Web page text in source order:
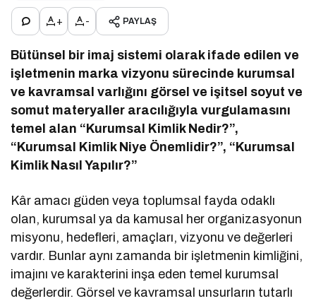
+ - PAYLAŞ
Bütünsel bir imaj sistemi olarak ifade edilen ve
işletmenin marka vizyonu sürecinde kurumsal
ve kavramsal varlığını görsel ve işitsel soyut ve
somut materyaller aracılığıyla vurgulamasını
temel alan “Kurumsal Kimlik Nedir?”,
“Kurumsal Kimlik Niye Önemlidir?”, “Kurumsal
Kimlik Nasıl Yapılır?”
Kâr amacı güden veya toplumsal fayda odaklı
olan, kurumsal ya da kamusal her organizasyonun
misyonu, hedefleri, amaçları, vizyonu ve değerleri
vardır. Bunlar aynı zamanda bir işletmenin kimliğini,
imajını ve karakterini inşa eden temel kurumsal
değerlerdir. Görsel ve kavramsal unsurların tutarlı